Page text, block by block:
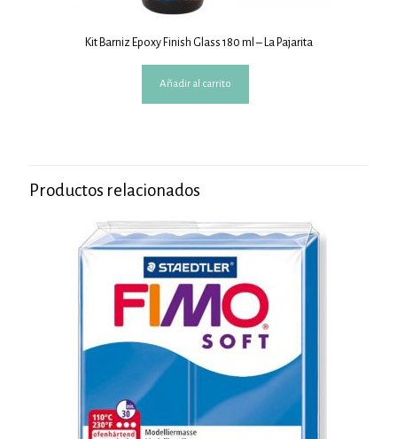
Kit Barniz Epoxy Finish Glass 180 ml – La Pajarita
Añadir al carrito
Productos relacionados